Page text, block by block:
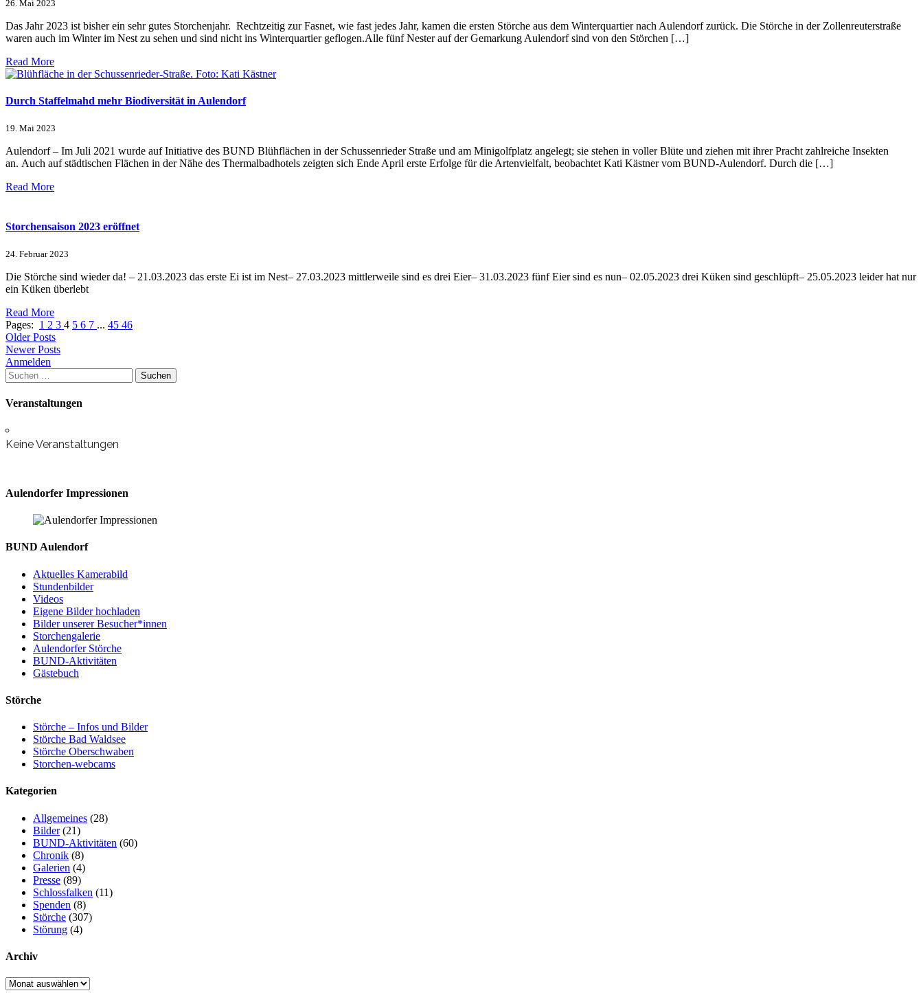
26. Mai 2023
Das Jahr 2023 ist bisher ein sehr gutes Storchenjahr. Rechtzeitig zur Fasnet, wie fast jedes Jahr, kamen die ersten Störche aus dem Winterquartier nach Aulendorf zurück. Die Störche in der Zollenreuterstraße
waren auch im Winter im Nest zu sehen und sind nicht ins Winterquartier geflogen.Alle fünf Nester auf der Gemarkung Aulendorf sind von den Störchen […]
Read More
Durch Staffelmahd mehr Biodiversität in Aulendorf
19. Mai 2023
Aulendorf – Im Juli 2021 wurde auf Initiative des BUND Blühflächen in der Schussenrieder Straße und am Minigolfplatz angelegt; sie stehen in voller Blüte und ziehen mit ihrer Pracht zahlreiche Insekten
an. Auch auf städtischen Flächen in der Nähe des Thermalbadhotels zeigten sich Ende April erste Erfolge für die Artenvielfalt, beobachtet Kati Kästner vom BUND-Aulendorf. Durch die […]
Read More
Storchensaison 2023 eröffnet
24. Februar 2023
Die Störche sind wieder da! – 21.03.2023 das erste Ei ist im Nest– 27.03.2023 mittlerweile sind es drei Eier– 31.03.2023 fünf Eier sind es nun– 02.05.2023 drei Küken sind geschlüpft– 25.05.2023 leider hat nur
ein Küken überlebt
Read More
Pages: 1 2 3 4 5 6 7 ... 45 46
Older Posts
Newer Posts
Anmelden
Suchen
nach:
Veranstaltungen
Keine Veranstaltungen
Aulendorfer Impressionen
BUND Aulendorf
Aktuelles Kamerabild
Stundenbilder
Videos
Eigene Bilder hochladen
Bilder unserer Besucher*innen
Storchengalerie
Aulendorfer Störche
BUND-Aktivitäten
Gästebuch
Störche
Störche – Infos und Bilder
Störche Bad Waldsee
Störche Oberschwaben
Storchen-webcams
Kategorien
Allgemeines (28)
Bilder(21)
BUND-Aktivitäten (60)
Chronik (8)
Galerien (4)
Presse (89)
Schlossfalken (11)
Spenden (8)
Störche (307)
Störung (4)
Archiv
Archiv